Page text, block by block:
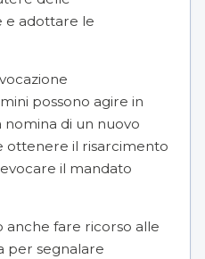
e adottare le
possono agire in
di un nuovo
ottenere il risarcimento
il mandato
anche fare ricorso alle
per segnalare